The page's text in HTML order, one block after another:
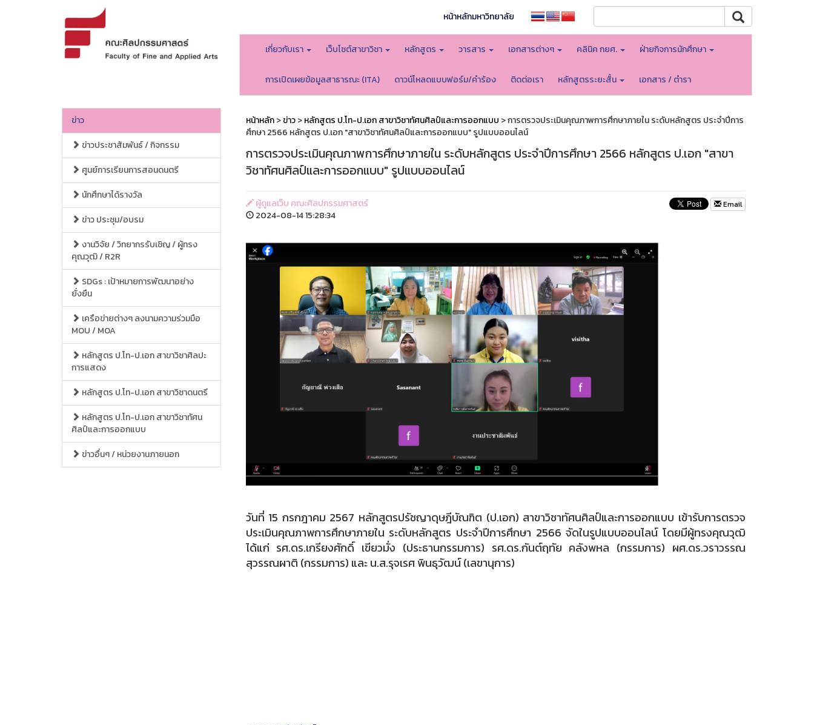
หน้าหลักมหาวิทยาลัย
เกี่ยวกับเรา เว็บไซต์สาขาวิชา หลักสูตร วารสาร เอกสารต่างๆ คลินิค กยศ. ฝ่ายกิจการนักศึกษา
การเปิดเผยข้อมูลสาธารณะ (ITA) ดาวน์โหลดแบบฟอร์ม/คำร้อง ติดต่อเรา หลักสูตรระยะสั้น เอกสาร / ตำรา
ข่าว
ข่าวประชาสัมพันธ์ / กิจกรรม
ศูนย์การเรียนการสอนดนตรี
นักศึกษาได้รางวัล
ข่าว ประชุม/อบรม
งานวิจัย / วิทยากรรับเชิญ / ผู้ทรง
คุณวุฒิ / R2R
SDGs : เป้าหมายการพัฒนาอย่าง
ยั่งยืน
เครือข่ายต่างๆ ลงนามความร่วมมือ
MOU / MOA
หลักสูตร ป.โท-ป.เอก สาขาวิชาศิลปะ
การแสดง
หลักสูตร ป.โท-ป.เอก สาขาวิชาดนตรี
หลักสูตร ป.โท-ป.เอก สาขาวิชาทัศน
ศิลป์และการออกแบบ
ข่าวอื่นๆ / หน่วยงานภายนอก
หน้าหลัก>ข่าว>หลักสูตร ป.โท-ป.เอก สาขาวิชาทัศนศิลป์และการออกแบบ > การตรวจประเมินคุณภาพการศึกษาภายใน ระดับหลักสูตร ประจำปีการ
ศึกษา 2566 หลักสูตร ป.เอก "สาขาวิชาทัศนศิลป์และการออกแบบ" รูปแบบออนไลน์
การตรวจประเมินคุณภาพการศึกษาภายใน ระดับหลักสูตร ประจำปีการศึกษา 2566 หลักสูตร ป.เอก "สาขา
วิชาทัศนศิลป์และการออกแบบ" รูปแบบออนไลน์
ผู้ดูแลเว็บ คณะศิลปกรรมศาสตร์
2024-08-14 15:28:34
Email
วันที่ 15 กรกฎาคม 2567 หลักสูตรปรัชญาดุษฎีบัณฑิต (ป.เอก) สาขาวิชาทัศนศิลป์และการออกแบบ เข้ารับการตรวจ
ประเมินคุณภาพการศึกษาภายใน ระดับหลักสูตร ประจำปีการศึกษา 2566 จัดในรูปแบบออนไลน์ โดยมีผู้ทรงคุณวุฒิ
ได้แก่ รศ.ดร.เกรียงศักดิ์ เขียวมั่ง (ประธานกรรมการ) รศ.ดร.กันต์ฤทัย คลังพหล (กรรมการ) ผศ.ดร.วราวรรณ
สุวรรณผาติ (กรรมการ) และ น.ส.รุจเรศ พินธุวัฒน์ (เลขานุการ)